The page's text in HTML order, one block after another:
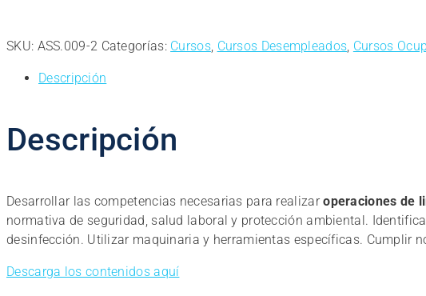
SKU: ASS.009-2 Categorías: Cursos, Cursos Desempleados, Cursos
Descripción
Descripción
Desarrollar las competencias necesarias para realizaroperaciones de
normativa de seguridad, salud laboral y protección ambiental.
desinfección. Utilizar maquinaria y herramientas específicas. Cumplir
Descarga los contenidos aquí